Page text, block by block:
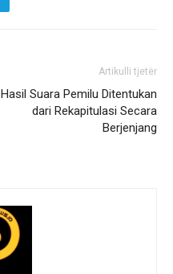
Artikulli tjetër
Hasil Suara Pemilu Ditentukan
dari Rekapitulasi Secara
Berjenjang